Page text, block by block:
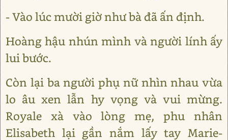
- Vào lúc mười giờ như bà đã ấn định.
Hoàng hậu nhún mình và người lính ấy
lui bước.
Còn lại ba người phụ nữ nhìn nhau vừa
lo âu xen lẫn hy vọng và vui mừng.
Royale xà vào lòng mẹ, phu nhân
Elisabeth lại gần nắm lấy tay Marie-